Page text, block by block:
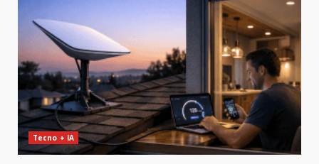
Tecno + IA